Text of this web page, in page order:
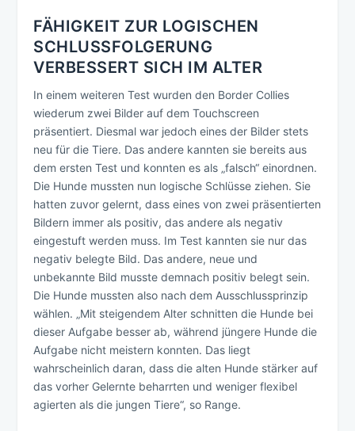
FÄHIGKEIT ZUR LOGISCHEN
SCHLUSSFOLGERUNG
VERBESSERT SICH IM ALTER
In einem weiteren Test wurden den Border Collies
wiederum zwei Bilder auf dem Touchscreen
präsentiert. Diesmal war jedoch eines der Bilder stets
neu für die Tiere. Das andere kannten sie bereits aus
dem ersten Test und konnten es als „falsch“ einordnen.
Die Hunde mussten nun logische Schlüsse ziehen. Sie
hatten zuvor gelernt, dass eines von zwei präsentierten
Bildern immer als positiv, das andere als negativ
eingestuft werden muss. Im Test kannten sie nur das
negativ belegte Bild. Das andere, neue und
unbekannte Bild musste demnach positiv belegt sein.
Die Hunde mussten also nach dem Ausschlussprinzip
wählen. „Mit steigendem Alter schnitten die Hunde bei
dieser Aufgabe besser ab, während jüngere Hunde die
Aufgabe nicht meistern konnten. Das liegt
wahrscheinlich daran, dass die alten Hunde stärker auf
das vorher Gelernte beharrten und weniger flexibel
agierten als die jungen Tiere“, so Range.